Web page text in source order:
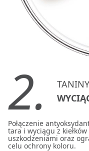
2.
Połączenie
tara i wyciągu z
uszkodzeniami oraz
celu ochrony koloru.